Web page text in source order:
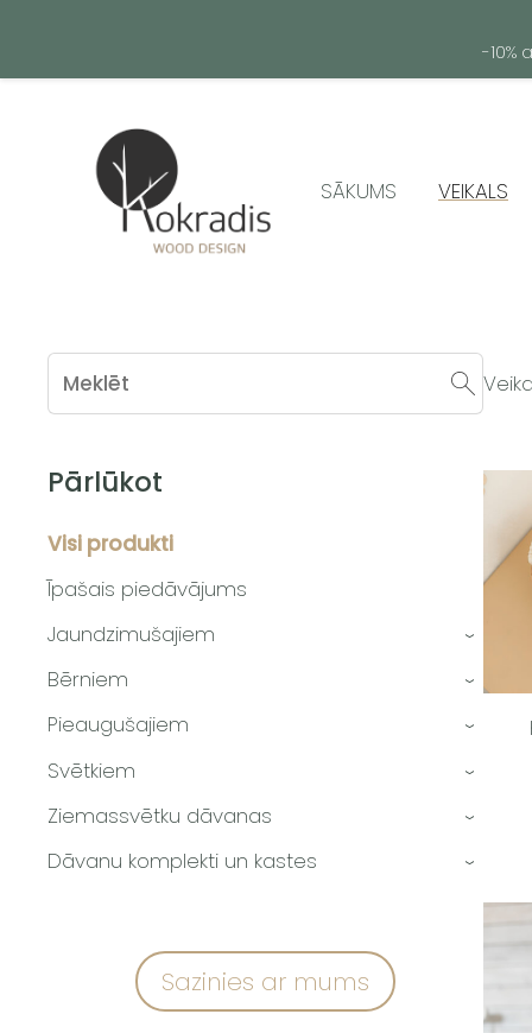
-10%
SĀKUMS VEIKALS
Pārlūkot
Visi produkti
Īpašais piedāvājums
Jaundzimušajiem
›
Bērniem ›
Pieaugušajiem ›
Svētkiem ›
Ziemassvētku dāvanas ›
Dāvanu komplekti un kastes ›
Sazinies ar mums